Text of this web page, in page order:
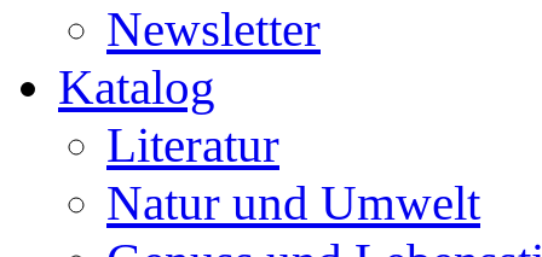
Newsletter
Katalog
Literatur
Natur und Umwelt